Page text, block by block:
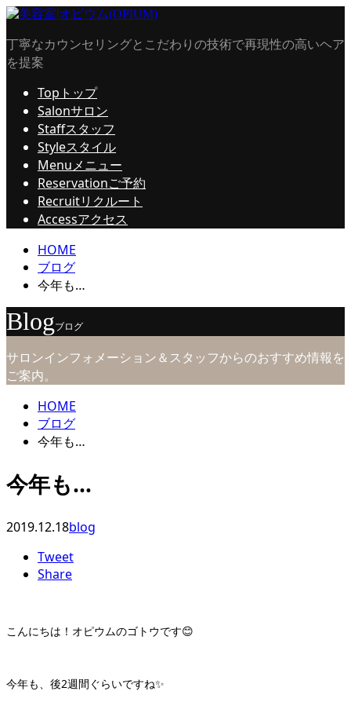
丁寧なカウンセリングとこだわりの技術で再現性の高いヘア
を提案
Top トップ
Salonサロン
Staffスタッフ
Styleスタイル
Menuメニュー
Reservationご予約
Recruitリクルート
Accessアクセス
HOME
ブログ
今年も…
Blogブログ
サロンインフォメーション＆スタッフからのおすすめ情報を
ご案内。
HOME
ブログ
今年も…
今年も…
2019.12.18blog
Tweet
Share
こんにちは！オピウムのゴトウです😊
今年も、後2週間ぐらいですね✨